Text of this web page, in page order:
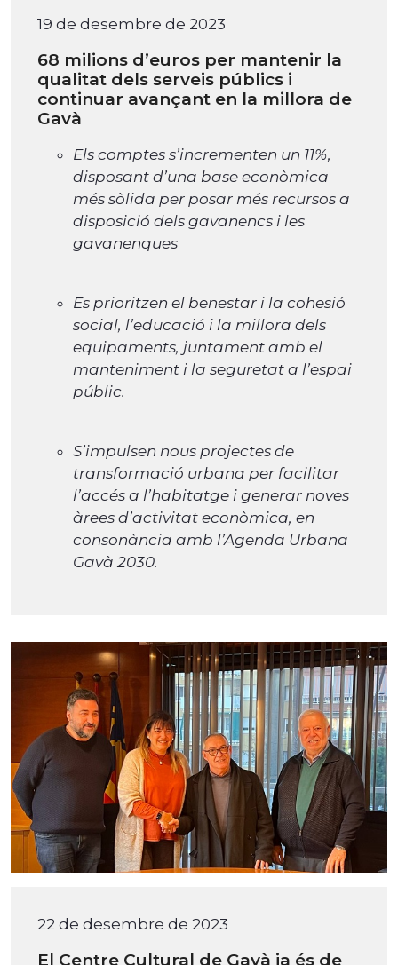
19 de desembre de 2023
68 milions d’euros per mantenir la
qualitat dels serveis públics i
continuar avançant en la millora de
Gavà
Els comptes s’incrementen un 11%,
disposant d’una base econòmica
més sòlida per posar més recursos a
disposició dels gavanencs i les
gavanenques
Es prioritzen el benestar i la cohesió
social, l’educació i la millora dels
equipaments, juntament amb el
manteniment i la seguretat a l’espai
públic.
S’impulsen nous projectes de
transformació urbana per facilitar
l’accés a l’habitatge i generar noves
àrees d’activitat econòmica, en
consonància amb l’Agenda Urbana
Gavà 2030.
22 de desembre de 2023
El Centre Cultural de Gavà ja és de